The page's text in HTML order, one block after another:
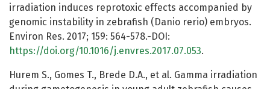
irradiation induces reprotoxic effects accompanied by
genomic instability in zebrafish (Danio rerio) embryos.
Environ Res. 2017; 159: 564-578.-DOI:
https://doi.org/10.1016/j.envres.2017.07.053.
Hurem S., Gomes T., Brede D.A., et al. Gamma irradiation